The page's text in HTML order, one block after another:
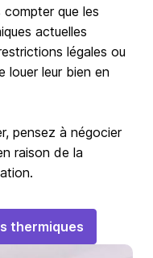
que les
actuelles
légales ou
louer leur bien en
pensez à négocier
raison de la
thermiques